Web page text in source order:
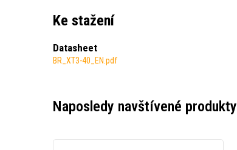
Ke stažení
Datasheet
BR_XT3-40_EN.pdf
Naposledy navštívené produkty